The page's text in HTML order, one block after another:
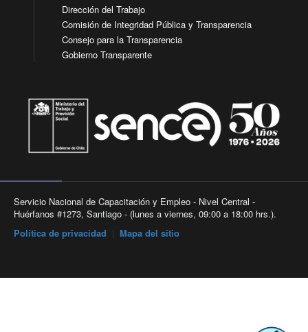
Dirección del Trabajo
Comisión de Integridad Pública y Transparencia
Consejo para la Transparencia
Gobierno Transparente
Servicio Nacional de Capacitación y Empleo - Nivel Central -
Huérfanos #1273, Santiago - (lunes a viernes, 09:00 a 18:00 hrs.).
Política de privacidad
Mapa del sitio